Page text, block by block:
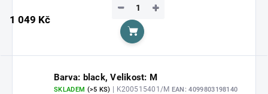
1 049 Kč
+
−
Do košíku
Barva: black, Velikost: M
SKLADEM (>5 KS) | K200515401/M EAN: 4099803198140